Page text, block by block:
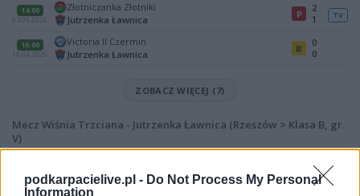
podkarpacielive.pl - Do Not Process My Personal
Information
14:00
03.05.2026
Złotniczanka Złotniki
Jutrzenka Ławnica
P
2
1
TV
16:00
19.04.2026
Victoria II Czermin
Jutrzenka Ławnica
R
0
0
ZOBACZ WIĘCEJ (7)
Mecz Wiśnia Trzciana - Jutrzenka Ławnica (Rzeszów > Klasa B, gr.
V)
zostanie w ramach Rzeszów > Klasa B, gr. V (4. kolejki - Rzeszów > Klasa B,
gr. V).